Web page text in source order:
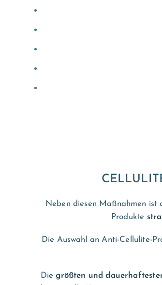
Neben diesen Maßnahmen ist
Produkte
Die Auswahl an Anti-Cellulite-
Diegrößten und